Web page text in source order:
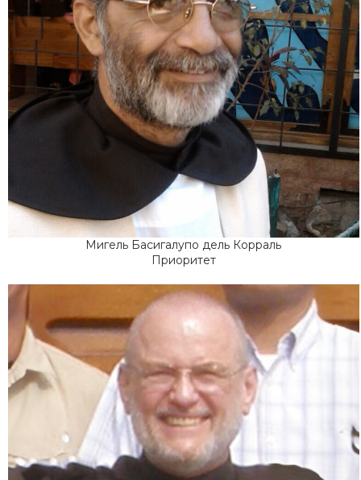
Мигель Басигалупо дель Корраль
Приоритет